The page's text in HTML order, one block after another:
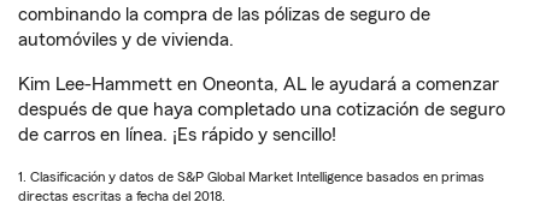
combinando la compra de las pólizas de seguro de
automóviles y de vivienda.
Kim Lee-Hammett en Oneonta, AL le ayudará a comenzar
después de que haya completado una cotización de seguro
de carros en línea. ¡Es rápido y sencillo!
1. Clasificación y datos de S&P Global Market Intelligence basados en primas
directas escritas a fecha del 2018.